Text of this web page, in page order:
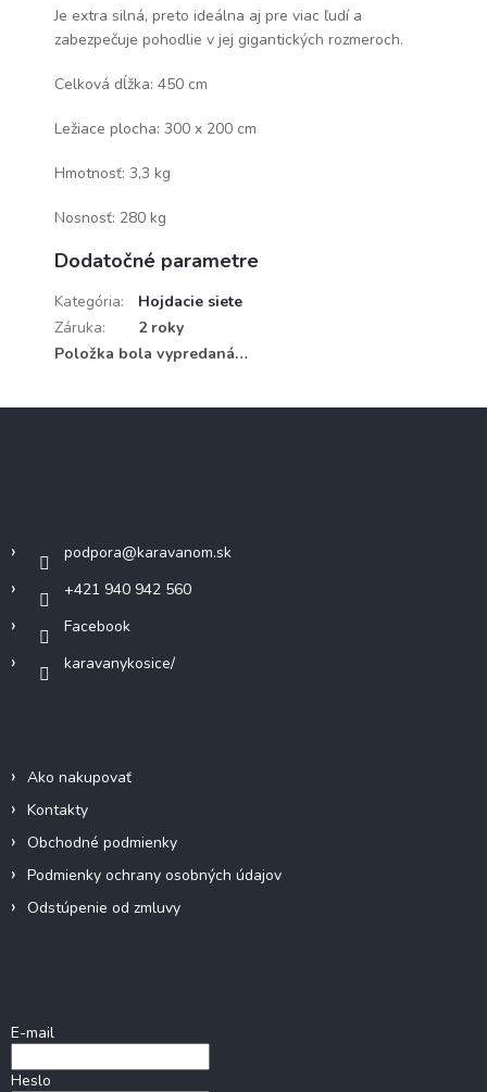
Je extra silná, preto ideálna aj pre viac ľudí a
zabezpečuje pohodlie v jej gigantických rozmeroch.
Celková dĺžka: 450 cm
Ležiace plocha: 300 x 200 cm
Hmotnosť: 3,3 kg
Nosnosť: 280 kg
Dodatočné parametre
Kategória:
Hojdacie siete
Záruka:
2 roky
Položka bola vypredaná…
podpora@karavanom.sk
+421 940 942 560
Facebook
karavanykosice/
Ako nakupovať
Kontakty
Obchodné podmienky
Podmienky ochrany osobných údajov
Odstúpenie od zmluvy
E-mail
Heslo